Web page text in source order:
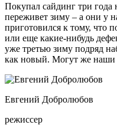
Покупал сайдинг три года
переживет зиму – а они у
приготовился к тому, что
или еще какие-нибудь
уже третью зиму подряд
как новый. Могут же наши
Евгений Добролюбов
режиссер